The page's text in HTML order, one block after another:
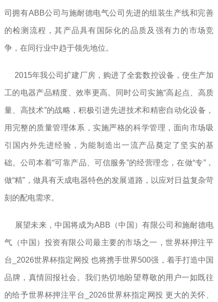
司拥有ABB公司与施耐德电气公司先进的组装生产线和完善
的检测流程，其产品具有国际化的品质及强有力的市场竞
争，在同行业中趋于领先地位。
2015年我公司扩建厂房，购进了全套数控设备，使生产加
工的电器产品精度、效率更高。同时公司实施“高起点、高质
量、高技术”的战略，积极引进先进技术和精密自动化设备，
用完整的质量管理体系，实施严格的科学管理，面向市场吸
引国内外先进经验，为能制造出一流产品奠定了坚实的基
础。公司本着“可靠产品、可信服务”的经营理念，在做“专”，
做“精”，做具有天成电器特色的发展道路，以应对日益复杂苛
刻的配电需求。
展望未来，中国将成为ABB（中国）有限公司和施耐德电
气（中国）投资有限公司最主要的市场之一，世界杯押注平
台_2026世界杯指定网投 也将携手世界500强，着手打造中国
品牌，真情回报社会。我们热切地盼望尊敬的用户一如既往
的给予世界杯押注平台_2026世界杯指定网投 更大的关怀、